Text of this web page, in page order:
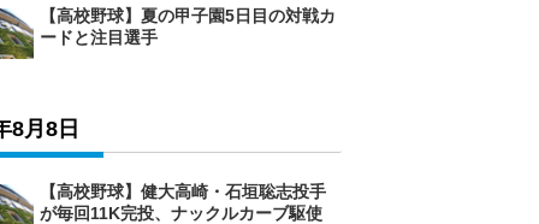
【高校野球】夏の甲子園5日目の対戦カ
ードと注目選手
8月8日
【高校野球】健大高崎・石垣聡志投手
が毎回11K完投、ナックルカーブ駆使